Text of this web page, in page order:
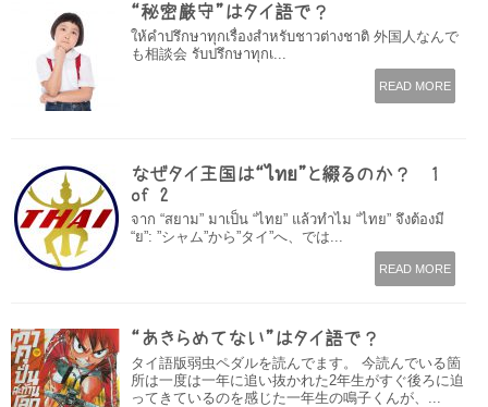
“秘密厳守”はタイ語で？
ให้คำปรึกษาทุกเรื่องสำหรับชาวต่างชาติ 外国人なんで
も相談会 รับปรึกษาทุกเ...
READ MORE
なぜタイ王国は“ไทย”と綴るのか？ 1
of 2
จาก “สยาม” มาเป็น “ไทย” แล้วทำไม “ไทย” จึงต้องมี
“ย”: ”シャム”から”タイ”へ、では...
READ MORE
“あきらめてない”はタイ語で？
タイ語版弱虫ペダルを読んでます。 今読んでいる箇
所は一度は一年に追い抜かれた2年生がすぐ後ろに迫
ってきているのを感じた一年生の鳴子くんが、...